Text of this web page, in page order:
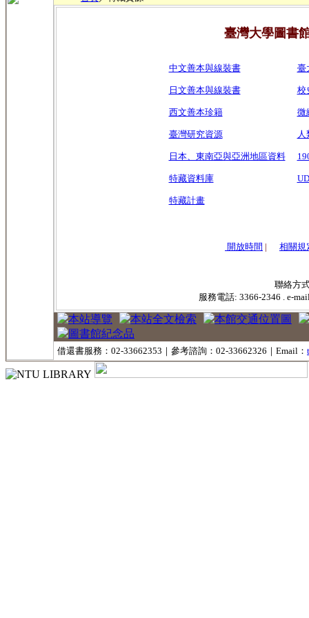
臺灣大學圖書
中文善本與線裝書 臺
日文善本與線裝書 校
西文善本珍籍 微
臺灣研究資源
日本、東南亞與亞洲地區資料
特藏資料庫
特藏計畫
開放時間 | 相關規
聯絡方
服務電話: 3366-2346 . e-
借還書服務：02-33662353｜參考諮詢：02-33662326｜Email：